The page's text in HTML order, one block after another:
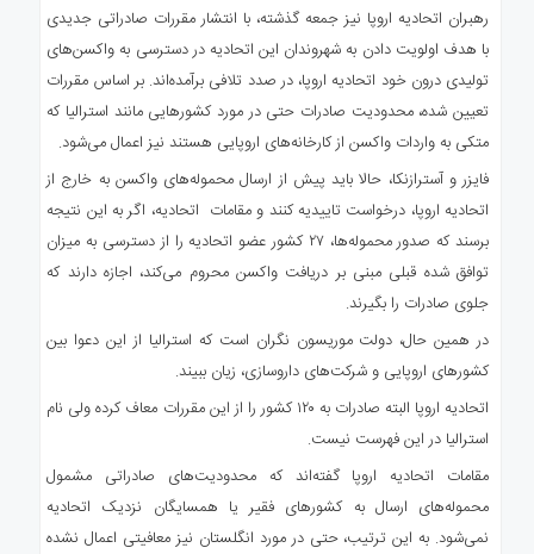
رهبران اتحادیه اروپا نیز جمعه گذشته، با انتشار مقررات صادراتی جدیدی
با هدف اولویت دادن به شهروندان این اتحادیه در دسترسی به واکسن‌های
تولیدی درون خود اتحادیه اروپا، در صدد تلافی برآمده‌اند. بر اساس مقررات
تعیین شده، محدودیت صادرات حتی در مورد کشورهایی مانند استرالیا که
متکی به واردات واکسن از کارخانه‌های اروپایی هستند نیز اعمال می‌شود.
فایزر و آسترازنکا، حالا باید پیش از ارسال محموله‌های واکسن به خارج از
اتحادیه اروپا، درخواست تاییدیه کنند و مقامات اتحادیه، اگر به این نتیجه
برسند که صدور محموله‌ها، ۲۷ کشور عضو اتحادیه را از دسترسی به میزان
توافق شده قبلی مبنی بر دریافت واکسن محروم می‌کند، اجازه دارند که
جلوی صادرات را بگیرند.
در همین حال، دولت موریسون نگران است که استرالیا از این دعوا بین
کشورهای اروپایی و شرکت‌های داروسازی، زیان ببیند.
اتحادیه اروپا البته صادرات به ۱۲۰ کشور را از این مقررات معاف کرده ولی نام
استرالیا در این فهرست نیست.
مقامات اتحادیه اروپا گفته‌اند که محدودیت‌های صادراتی مشمول
محموله‌های ارسال به کشورهای فقیر یا همسایگان نزدیک اتحادیه
نمی‌شود. به این ترتیب، حتی در مورد انگلستان نیز معافیتی اعمال نشده